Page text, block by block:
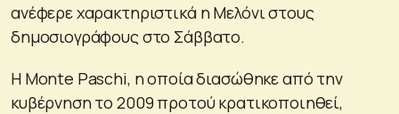
ανέφερε χαρακτηριστικά η Μελόνι στους
δημοσιογράφους στο Σάββατο.
Η Monte Paschi, η οποία διασώθηκε από την
κυβέρνηση το 2009 προτού κρατικοποιηθεί,